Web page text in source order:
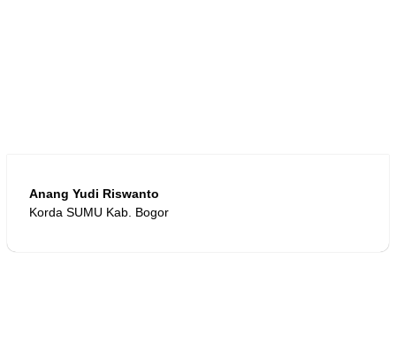
Anang Yudi Riswanto
Korda SUMU Kab. Bogor